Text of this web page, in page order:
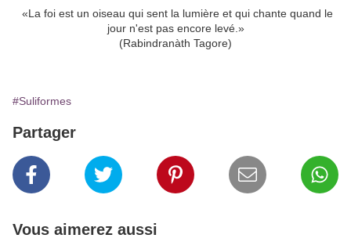
«La foi est un oiseau qui sent la lumière et qui chante quand le
jour n'est pas encore levé.»
(Rabindranàth Tagore)
#Suliformes
Partager
Vous aimerez aussi